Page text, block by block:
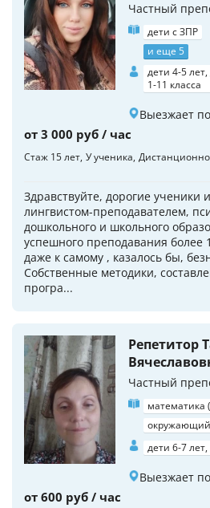
Частный
дети с ЗПР
и еще 5
дети 4-5
1-11 класса
Выезжает
от 3 000 руб / час
Стаж 15 лет У ученика Дистанционно
Здравствуйте, дорогие ученики
лингвистом-преподавателем,
дошкольного и школьного
успешного преподавания более
даже к самому , казалось бы,
Собственные методики,
програ...
Репетитор
Частный
математика
дети 6-7
Выезжает
от 600 руб / час